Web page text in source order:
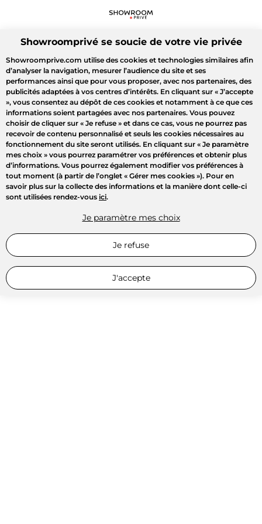
Showroomprivé se soucie de votre vie privée
Showroomprive.com utilise des cookies et technologies similaires afin
d’analyser la navigation, mesurer l’audience du site et ses
performances ainsi que pour vous proposer, avec nos partenaires, des
publicités adaptées à vos centres d’intérêts. En cliquant sur « J’accepte
», vous consentez au dépôt de ces cookies et notamment à ce que ces
informations soient partagées avec nos partenaires. Vous pouvez
choisir de cliquer sur « Je refuse » et dans ce cas, vous ne pourrez pas
recevoir de contenu personnalisé et seuls les cookies nécessaires au
fonctionnement du site seront utilisés. En cliquant sur « Je paramètre
mes choix » vous pourrez paramétrer vos préférences et obtenir plus
d’informations. Vous pourrez également modifier vos préférences à
tout moment (à partir de l’onglet « Gérer mes cookies »). Pour en
savoir plus sur la collecte des informations et la manière dont celle-ci
sont utilisées rendez-vous ici.
Je paramètre mes choix
Je refuse
J'accepte